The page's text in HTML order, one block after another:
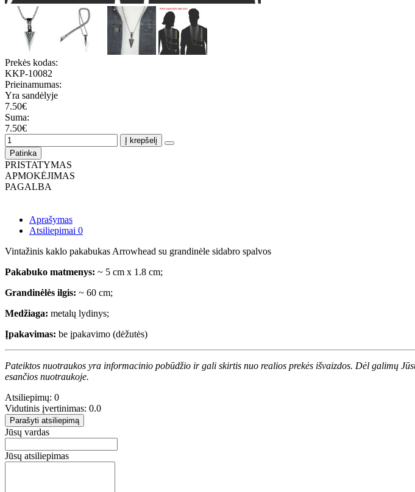
Prekės kodas:
KKP-10082
Prieinamumas:
Yra sandėlyje
7.50€
Suma:
7.50€
Į krepšelį
Patinka
PRISTATYMAS
APMOKĖJIMAS
PAGALBA
Aprašymas
Atsiliepimai 0
Vintažinis kaklo pakabukas Arrowhead su grandinėle sidabro spalvos
Pakabuko matmenys: ~ 5 cm x 1.8 cm;
Grandinėlės ilgis: ~ 60 cm;
Medžiaga: metalų lydinys;
Įpakavimas: be įpakavimo (dėžutės)
Pateiktos nuotraukos yra informacinio pobūdžio ir gali skirtis nuo realios prekės išvaizdos. Dėl galimų
esančios nuotraukoje.
Atsiliepimų: 0
Vidutinis įvertinimas: 0.0
Parašyti atsiliepimą
Jūsų vardas
Jūsų atsiliepimas